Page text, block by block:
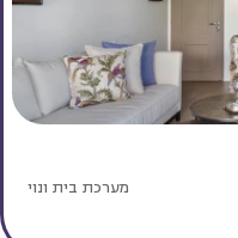
מערכת בית ונוי